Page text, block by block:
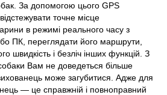
За допомогою цього GPS
точне місце
в режимі реального часу з
ПК, переглядати його маршрути,
швидкість і безліч інших функцій. З
Вам не доведеться більше
може загубитися. Адже для
— це справжній і повноправний